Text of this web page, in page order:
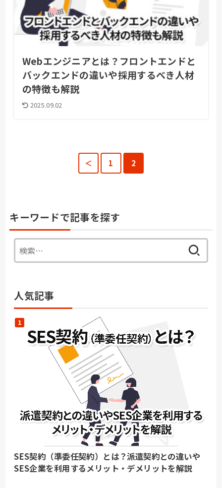
Webエンジニアとは？フロントエンドと
バックエンドの違いや採用するべき人材
の特徴も解説
2025.09.02
＜ 1 2
キーワードで記事を探す
索:
人気記事
SES契約（準委任契約）とは？派遣契約との違いや
SES企業を利用するメリット・デメリットを解説